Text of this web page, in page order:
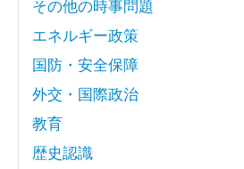
その他の時事問題
エネルギー政策
国防・安全保障
外交・国際政治
教育
歴史認識